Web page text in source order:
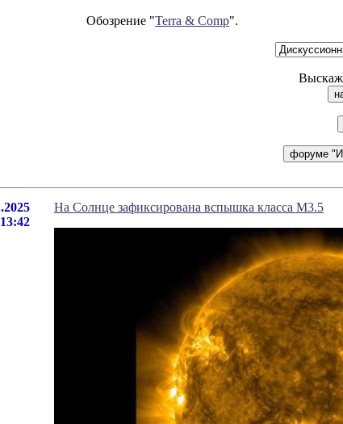
Обозрение "Terra & Comp".
13:42
На Солнце зафиксирована вспышка класса M3.5